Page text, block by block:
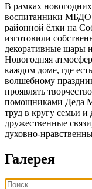
В рамках
воспитанники
районной ёлки на
изготовили
декоративные шары
Новогодняя
каждом доме, где
волшебному
проявлять
помощниками Деда
труд в кругу семьи и
дружественные
духовно-
Галерея